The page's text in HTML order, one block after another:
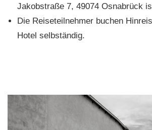
Jakobstraße 7, 49074 Osnabrück
Die Reiseteilnehmer buchen
Hotel selbständig.